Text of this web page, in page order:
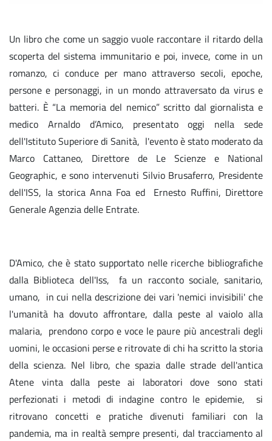
Un libro che come un saggio vuole raccontare il ritardo della
scoperta del sistema immunitario e poi, invece, come in un
romanzo, ci conduce per mano attraverso secoli, epoche,
persone e personaggi, in un mondo attraversato da virus e
batteri. È “La memoria del nemico” scritto dal giornalista e
medico Arnaldo d’Amico, presentato oggi nella sede
dell'Istituto Superiore di Sanità, l'evento è stato moderato da
Marco Cattaneo, Direttore de Le Scienze e National
Geographic, e sono intervenuti Silvio Brusaferro, Presidente
dell'ISS, la storica Anna Foa ed Ernesto Ruffini, Direttore
Generale Agenzia delle Entrate.
D'Amico, che è stato supportato nelle ricerche bibliografiche
dalla Biblioteca dell'Iss, fa un racconto sociale, sanitario,
umano, in cui nella descrizione dei vari 'nemici invisibili' che
l'umanità ha dovuto affrontare, dalla peste al vaiolo alla
malaria, prendono corpo e voce le paure più ancestrali degli
uomini, le occasioni perse e ritrovate di chi ha scritto la storia
della scienza. Nel libro, che spazia dalle strade dell'antica
Atene vinta dalla peste ai laboratori dove sono stati
perfezionati i metodi di indagine contro le epidemie, si
ritrovano concetti e pratiche divenuti familiari con la
pandemia, ma in realtà sempre presenti, dal tracciamento al